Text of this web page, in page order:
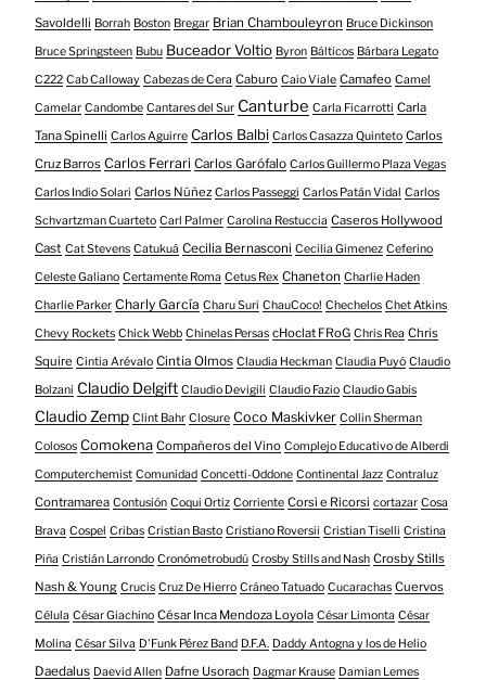
Savoldelli Borrah Boston Bregar Brian Chambouleyron Bruce Dickinson
Bruce Springsteen Bubu Buceador Voltio Byron Bálticos Bárbara Legato
C222 Cab Calloway Cabezas de Cera Caburo Caio Viale Camafeo Camel
Camelar Candombe Cantares del Sur Canturbe Carla Ficarrotti Carla
Tana Spinelli Carlos Aguirre Carlos Balbi Carlos Casazza Quinteto Carlos
Cruz Barros Carlos Ferrari Carlos Garófalo Carlos Guillermo Plaza Vegas
Carlos Indio Solari Carlos Núñez Carlos Passeggi Carlos Patán Vidal Carlos
Schvartzman Cuarteto Carl Palmer Carolina Restuccia Caseros Hollywood
Cast Cat Stevens Catukuá Cecilia Bernasconi Cecilia Gimenez Ceferino
Celeste Galiano Certamente Roma Cetus Rex Chaneton Charlie Haden
Charlie Parker Charly García Charu Suri ChauCoco! Chechelos Chet Atkins
Chevy Rockets Chick Webb Chinelas Persas cHoclat FRoG Chris Rea Chris
Squire Cintia Arévalo Cintia Olmos Claudia Heckman Claudia Puyó Claudio
Bolzani Claudio Delgift Claudio Devigili Claudio Fazio Claudio Gabis
Claudio Zemp Clint Bahr Closure Coco Maskivker Collin Sherman
Colosos Comokena Compañeros del Vino Complejo Educativo de Alberdi
Computerchemist Comunidad Concetti-Oddone Continental Jazz Contraluz
Contramarea Contusión Coqui Ortiz Corriente Corsi e Ricorsi cortazar Cosa
Brava Cospel Cribas Cristian Basto Cristiano Roversii Cristian Tiselli Cristina
Piña Cristián Larrondo Cronómetrobudú Crosby Stills and Nash Crosby Stills
Nash & Young Crucis Cruz De Hierro Cráneo Tatuado Cucarachas Cuervos
Célula César Giachino César Inca Mendoza Loyola César Limonta César
Molina César Silva D'Funk Pérez Band D.F.A. Daddy Antogna y los de Helio
Daedalus Daevid Allen Dafne Usorach Dagmar Krause Damian Lemes